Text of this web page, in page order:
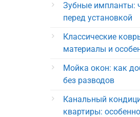
Зубные импланты:
перед установкой
Классические
материалы и
Мойка окон: как
без разводов
Канальный
квартиры: